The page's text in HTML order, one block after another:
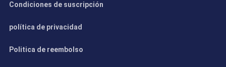
Condiciones de suscripción
política de privacidad
Politica de reembolso